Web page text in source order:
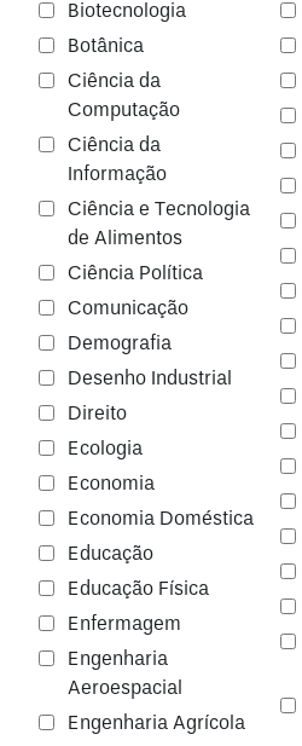
Biotecnologia
Botânica
Ciência da
Computação
Ciência da
Informação
Ciência e Tecnologia
de Alimentos
Ciência Política
Comunicação
Demografia
Desenho Industrial
Direito
Ecologia
Economia
Economia Doméstica
Educação
Educação Física
Enfermagem
Engenharia
Aeroespacial
Engenharia Agrícola